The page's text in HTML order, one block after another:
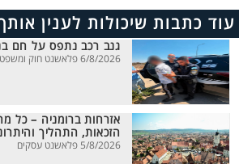
עוד כתבות שיכולות לענין
גנב רכב נתפס על חם
6/8/2026 פלאשנט חוק ומשפט
אזרחות ברומניה – כל
הזכאות, התהליך
5/8/2026 פלאשנט עסקים